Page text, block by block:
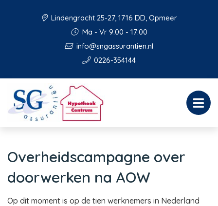
Lindengracht 25-27, 1716 DD, Opmeer
Ma - Vr 9:00 - 17:00
info@sngassurantien.nl
0226-354144
Overheidscampagne over
doorwerken na AOW
Op dit moment is op de tien werknemers in Nederland